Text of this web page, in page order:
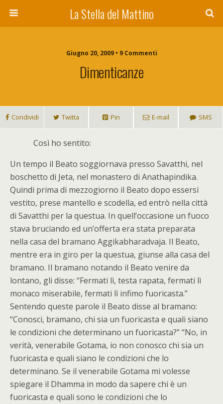
La Stella del Mattino
Giugno 20, 2009 • 9 Commenti
Dimenticanze
Condividi Twitta Pin E-mail SMS
Così ho sentito:
Un tempo il Beato soggiornava presso Savatthi, nel
boschetto di Jeta, nel monastero di Anathapindika.
Quindi prima di mezzogiorno il Beato dopo essersi
vestito, prese mantello e scodella, ed entrò nella città
di Savatthi per la questua. In quell’occasione un fuoco
stava bruciando ed un’offerta era stata preparata
nella casa del bramano Aggikabharadvaja. Il Beato,
mentre era in giro per la questua, giunse alla casa del
bramano. Il bramano notando il Beato venire da
lontano, gli disse: “Fermati lì, testa rapata, fermati lì
monaco miserabile, fermati lì infimo fuoricasta.”
Sentendo queste parole il Beato disse al bramano:
“Conosci, bramano, chi sia un fuoricasta e quali siano
le condizioni che determinano un fuoricasta?” “No, in
verità, venerabile Gotama, io non conosco chi sia un
fuoricasta e quali siano le condizioni che lo
determinano. Se il venerabile Gotama mi volesse
spiegare il Dhamma in modo da sapere chi è un
fuoricasta e quali sono le condizioni che lo